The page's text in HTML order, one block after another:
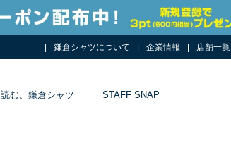
鎌倉シャツについて 企業情報 店舗一覧
読む、鎌倉シャツ STAFF SNAP